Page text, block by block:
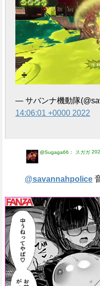
— サバンナ機動隊
14:06:01 +0000 2022
@Sugaga66： スガガ
@savannahpolice